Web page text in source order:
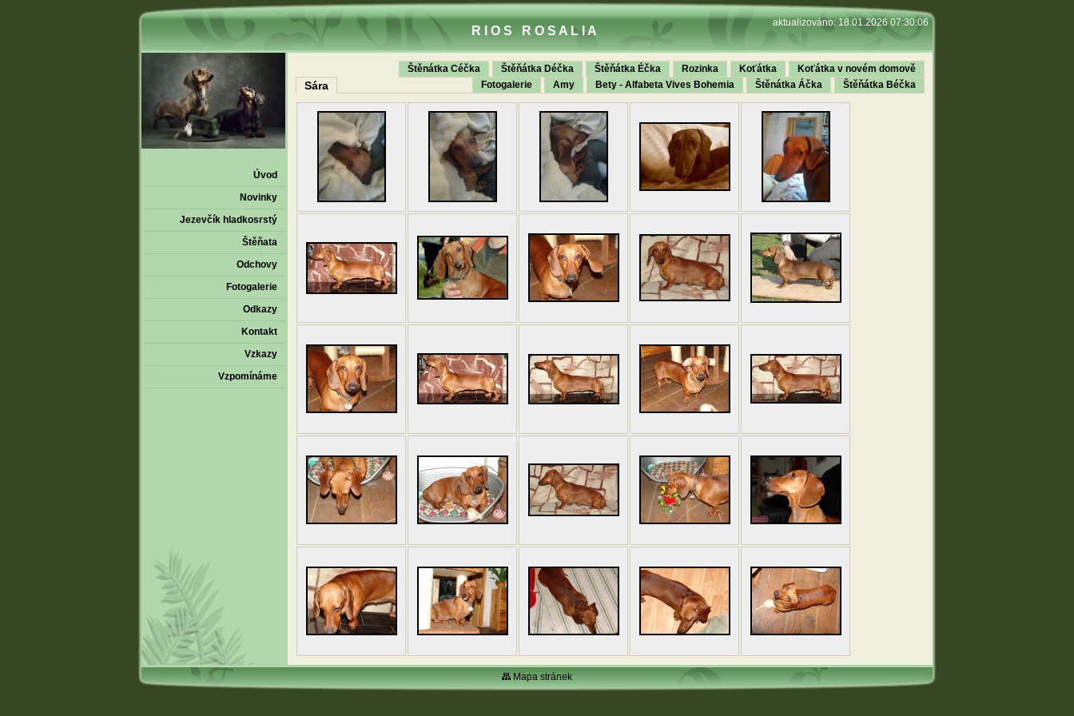
aktualizováno: 18.01.2026 07:30:06
R I O S R O S A L I A
Úvod
Novinky
Jezevčík hladkosrstý
Štěňata
Odchovy
Fotogalerie
Odkazy
Kontakt
Vzkazy
Vzpomínáme
Sára
Koťátka v novém domově
Koťátka
Rozinka
Štěňátka Éčka
Štěňátka Déčka
Štěnátka Céčka
Štěňátka Béčka
Štěnátka Áčka
Bety - Alfabeta Vives Bohemia
Amy
Fotogalerie
Mapa stránek